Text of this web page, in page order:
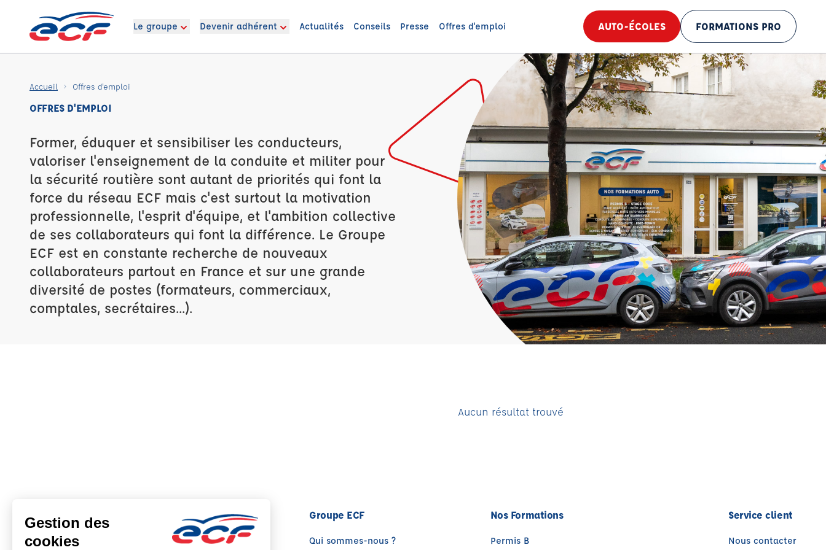
Le groupe Devenir adhérent Actualités Conseils Presse Offres d'emploi AUTO-ÉCOLES FORMATIONS PRO
Accueil Offres d'emploi
OFFRES D'EMPLOI
Former, éduquer et sensibiliser les conducteurs,
valoriser l'enseignement de la conduite et militer pour
la sécurité routière sont autant de priorités qui font la
force du réseau ECF mais c'est surtout la motivation
professionnelle, l'esprit d'équipe, et l'ambition collective
de ses collaborateurs qui font la différence. Le Groupe
ECF est en constante recherche de nouveaux
collaborateurs partout en France et sur une grande
diversité de postes (formateurs, commerciaux,
comptales, secrétaires...).
Aucun résultat trouvé
Groupe ECF
Qui sommes-nous ?
Nos Formations
Permis B
Service client
Nous contacter